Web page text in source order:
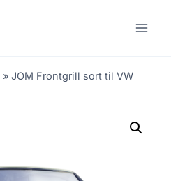
» JOM Frontgrill sort til VW